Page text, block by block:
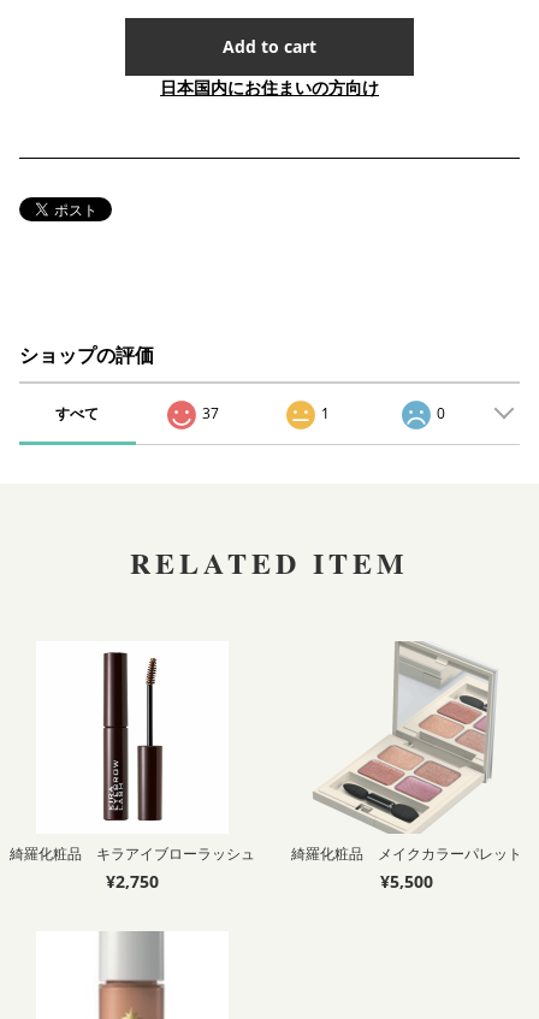
Add to cart
日本国内にお住まいの方向け
ショップの評価
すべて 37 1 0
RELATED ITEM
綺羅化粧品 キラアイブローラッシュ
¥2,750
綺羅化粧品 メイクカラーパレット
¥5,500